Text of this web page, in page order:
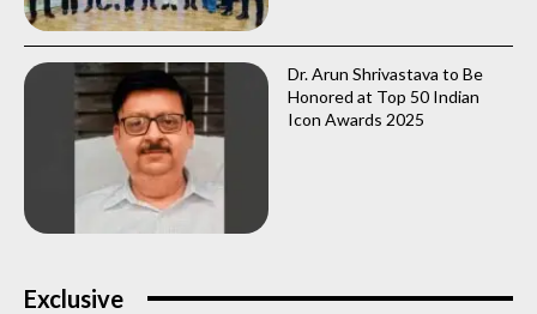
Dr. Arun Shrivastava to Be
Honored at Top 50 Indian
Icon Awards 2025
Exclusive